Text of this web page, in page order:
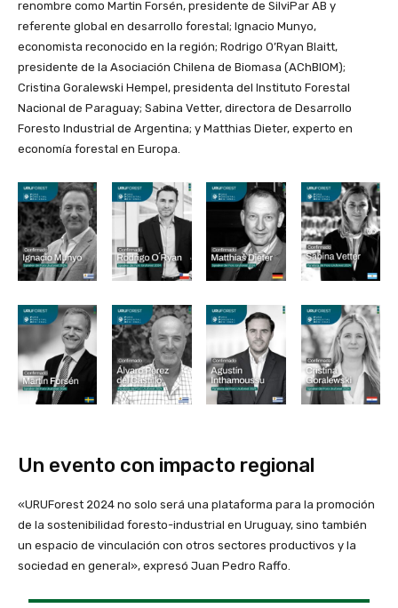
renombre como Martin Forsén, presidente de SilviPar AB y
referente global en desarrollo forestal; Ignacio Munyo,
economista reconocido en la región; Rodrigo O’Ryan Blaitt,
presidente de la Asociación Chilena de Biomasa (AChBIOM);
Cristina Goralewski Hempel, presidenta del Instituto Forestal
Nacional de Paraguay; Sabina Vetter, directora de Desarrollo
Foresto Industrial de Argentina; y Matthias Dieter, experto en
economía forestal en Europa.
Un evento con impacto regional
«URUForest 2024 no solo será una plataforma para la promoción
de la sostenibilidad foresto-industrial en Uruguay, sino también
un espacio de vinculación con otros sectores productivos y la
sociedad en general», expresó Juan Pedro Raffo.